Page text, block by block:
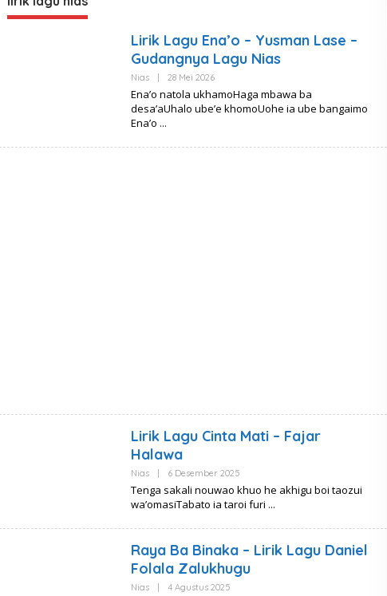
Lirik Lagu Ena’o – Yusman Lase –
Gudangnya Lagu Nias
Nias 28 Mei 2026Oleh
Metro
Ena’o natola ukhamoHaga mbawa ba
desa’aUhalo ube’e khomoUohe ia ube bangaimo
Ena’o
Lirik Lagu Cinta Mati – Fajar
Halawa
Nias 6 Desember 2025Oleh
Metro
Tenga sakali nouwao khuo he akhigu boi taozui
wa’omasiTabato ia taroi furi
Raya Ba Binaka – Lirik Lagu Daniel
Folala Zalukhugu
Nias 4 Agustus 2025Oleh